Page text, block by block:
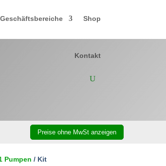
Geschäftsbereiche Shop
Kontakt
Pumpen / Kit